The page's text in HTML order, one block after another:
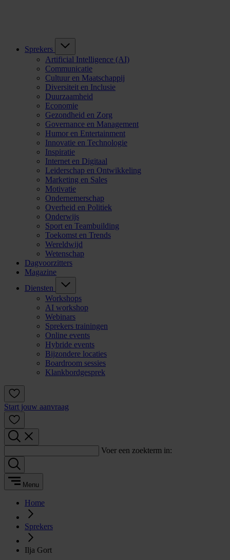
Sprekers
Artificial Intelligence (AI)
Communicatie
Cultuur en Maatschappij
Diversiteit en Inclusie
Duurzaamheid
Economie
Gezondheid en Zorg
Governance en Management
Humor en Entertainment
Innovatie en Technologie
Inspiratie
Internet en Digitaal
Leiderschap en Ontwikkeling
Marketing en Sales
Motivatie
Ondernemerschap
Overheid en Politiek
Onderwijs
Sport en Teambuilding
Toekomst en Trends
Wereldwijd
Wetenschap
Dagvoorzitters
Magazine
Diensten
Workshops
AI workshop
Webinars
Sprekers trainingen
Online events
Hybride events
Bijzondere locaties
Boardroom sessies
Klankbordgesprek
Start jouw aanvraag
Voer een zoekterm in:
Menu
Home
Sprekers
Ilja Gort